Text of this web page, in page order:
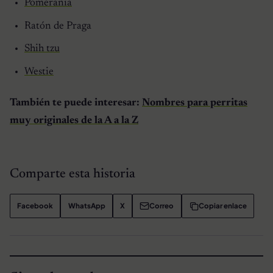
Pomerania
Ratón de Praga
Shih tzu
Westie
También te puede interesar: Nombres para perritas
muy originales de la A a la Z
Comparte esta historia
Facebook WhatsApp X Correo Copiar enlace